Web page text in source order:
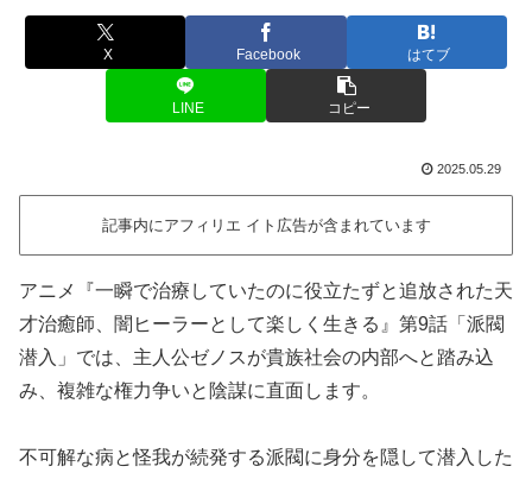
X Facebook はてブ
LINE コピー
2025.05.29
記事内にアフィリエ イト広告が含まれています
アニメ『一瞬で治療していたのに役立たずと追放された天
才治癒師、闇ヒーラーとして楽しく生きる』第9話「派閥
潜入」では、主人公ゼノスが貴族社会の内部へと踏み込
み、複雑な権力争いと陰謀に直面します。
不可解な病と怪我が続発する派閥に身分を隠して潜入した